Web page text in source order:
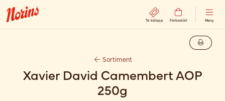
Ta kölapp Förbeställ Meny
Sortiment
Xavier David Camembert AOP
250g